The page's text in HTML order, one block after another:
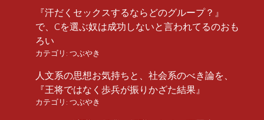
『汗だくセックスするならどのグループ？』
で、Cを選ぶ奴は成功しないと言われてるのおも
ろい
カテゴリ: つぶやき
人文系の思想お気持ちと、社会系のべき論を、
『王将ではなく歩兵が振りかざた結果』
カテゴリ: つぶやき